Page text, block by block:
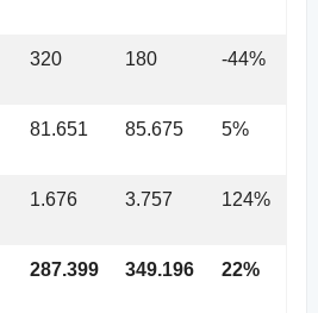
320 180 -44%
81.651 85.675 5%
1.676 3.757 124%
287.399 349.196 22%